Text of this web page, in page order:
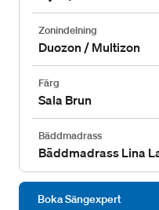
Zonindelning
Duozon / Multizon
Färg
Sala Brun
Bäddmadrass
Bäddmadrass Lina
Boka Sängexpert